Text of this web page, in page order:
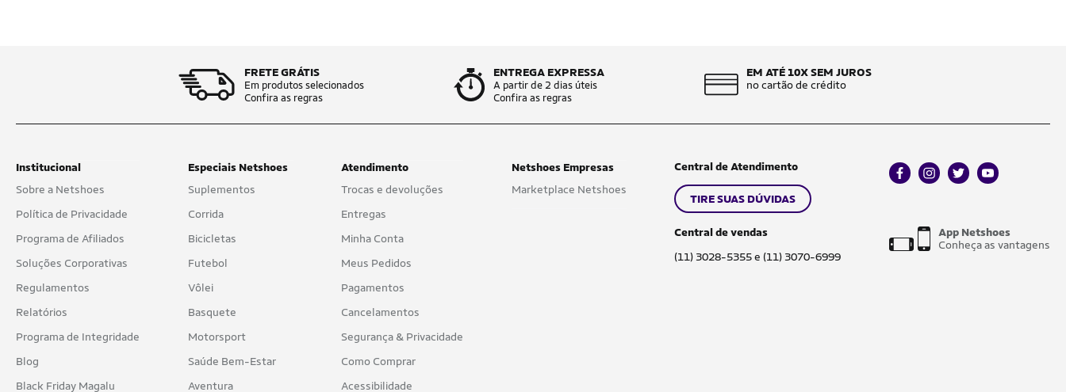
FRETE GRÁTIS
Em produtos selecionados
Confira as regras
ENTREGA EXPRESSA
A partir de 2 dias úteis
Confira as regras
EM ATÉ 10X SEM JUROS
no cartão de crédito
Institucional
Sobre a Netshoes
Política de Privacidade
Programa de Afiliados
Soluções Corporativas
Regulamentos
Relatórios
Programa de Integridade
Blog
Black Friday Magalu
Especiais Netshoes
Suplementos
Corrida
Bicicletas
Futebol
Vôlei
Basquete
Motorsport
Saúde Bem-Estar
Aventura
Atendimento
Trocas e devoluções
Entregas
Minha Conta
Meus Pedidos
Pagamentos
Cancelamentos
Segurança & Privacidade
Como Comprar
Acessibilidade
Netshoes Empresas
Marketplace Netshoes
Central de Atendimento
TIRE SUAS DÚVIDAS
Central de vendas
(11) 3028-5355 e (11) 3070-6999
facebookinstagram
twitteryoutube
App Netshoes
Conheça as vantagens